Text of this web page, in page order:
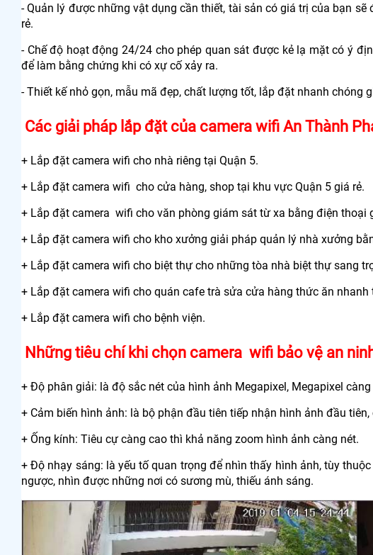
- Quản lý được những vật dụng cần thiết, tài sản có giá trị của bạn
rẻ.
- Chế độ hoạt động 24/24 cho phép quan sát được kẻ lạ mặt có ý
để làm bằng chứng khi có xự cố xảy ra.
- Thiết kế nhỏ gọn, mẫu mã đẹp, chất lượng tốt, lắp đặt nhanh chóng
Các giải pháp lắp đặt của camera wifi An Thành
+ Lắp đặt camera wifi cho nhà riêng tại Quận 5.
+ Lắp đặt camera wifi cho cửa hàng, shop tại khu vực Quận 5 giá rẻ.
+ Lắp đặt camera wifi cho văn phòng giám sát từ xa bằng điện thoại
+ Lắp đặt camera wifi cho kho xưởng giải pháp quản lý nhà xưởng
+ Lắp đặt camera wifi cho biệt thự cho những tòa nhà biệt thự sang
+ Lắp đặt camera wifi cho quán cafe trà sửa cửa hàng thức ăn nhanh
+ Lắp đặt camera wifi cho bệnh viện.
Những tiêu chí khi chọn camera wifi bảo vệ an
+ Độ phân giải: là độ sắc nét của hình ảnh Megapixel, Megapixel
+ Cảm biến hình ảnh: là bộ phận đầu tiên tiếp nhận hình ảnh đầu
+ Ống kính: Tiêu cự càng cao thì khả năng zoom hình ảnh càng nét.
+ Độ nhạy sáng: là yếu tố quan trọng để nhìn thấy hình ảnh, tùy
ngược, nhìn được những nơi có sương mù, thiếu ánh sáng.